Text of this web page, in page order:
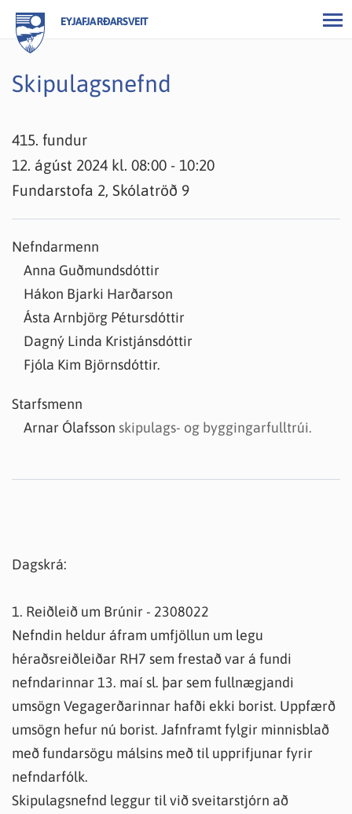
EYJAFJARÐARSVEIT
Skipulagsnefnd
415. fundur
12. ágúst 2024 kl. 08:00 - 10:20
Fundarstofa 2, Skólatröð 9
Nefndarmenn
Anna Guðmundsdóttir
Hákon Bjarki Harðarson
Ásta Arnbjörg Pétursdóttir
Dagný Linda Kristjánsdóttir
Fjóla Kim Björnsdóttir.
Starfsmenn
Arnar Ólafsson skipulags- og byggingarfulltrúi.
Dagskrá:
1. Reiðleið um Brúnir - 2308022
Nefndin heldur áfram umfjöllun um legu
héraðsreiðleiðar RH7 sem frestað var á fundi
nefndarinnar 13. maí sl. þar sem fullnægjandi
umsögn Vegagerðarinnar hafði ekki borist. Uppfærð
umsögn hefur nú borist. Jafnframt fylgir minnisblað
með fundarsögu málsins með til upprifjunar fyrir
nefndarfólk.
Skipulagsnefnd leggur til við sveitarstjórn að